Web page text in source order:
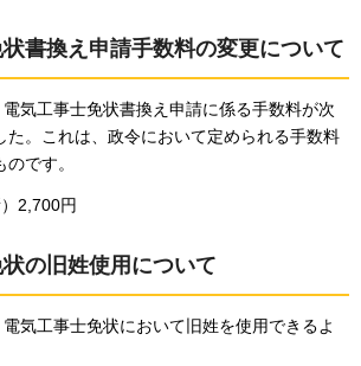
書換え申請手数料の変更について
気工事士免状書換え申請に係る手数料が次
た。これは、政令において定められる手数料
です。
2,700円
の旧姓使用について
気工事士免状において旧姓を使用できるよ